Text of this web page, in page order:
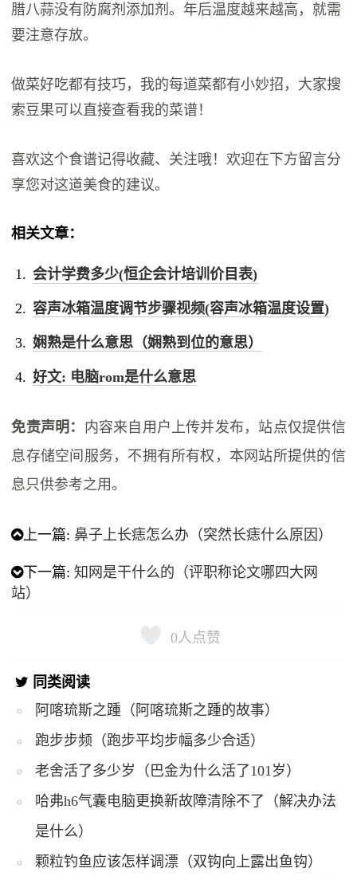
腊八蒜没有防腐剂添加剂。年后温度越来越高，就需
要注意存放。
做菜好吃都有技巧，我的每道菜都有小妙招，大家搜
索豆果可以直接查看我的菜谱！
喜欢这个食谱记得收藏、关注哦！欢迎在下方留言分
享您对这道美食的建议。
相关文章：
会计学费多少(恒企会计培训价目表)
容声冰箱温度调节步骤视频(容声冰箱温度设置)
娴熟是什么意思（娴熟到位的意思）
好文: 电脑rom是什么意思
免责声明： 内容来自用户上传并发布，站点仅提供信
息存储空间服务，不拥有所有权，本网站所提供的信
息只供参考之用。
上一篇: 鼻子上长痣怎么办（突然长痣什么原因）
下一篇:知网是干什么的（评职称论文哪四大网
站）
0 人点赞
同类阅读
阿喀琉斯之踵（阿喀琉斯之踵的故事）
跑步步频（跑步平均步幅多少合适）
老舍活了多少岁（巴金为什么活了101岁）
哈弗h6气囊电脑更换新故障清除不了（解决办法
是什么）
颗粒钓鱼应该怎样调漂（双钩向上露出鱼钩）